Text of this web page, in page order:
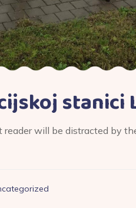
stanici
reader will be distracted by